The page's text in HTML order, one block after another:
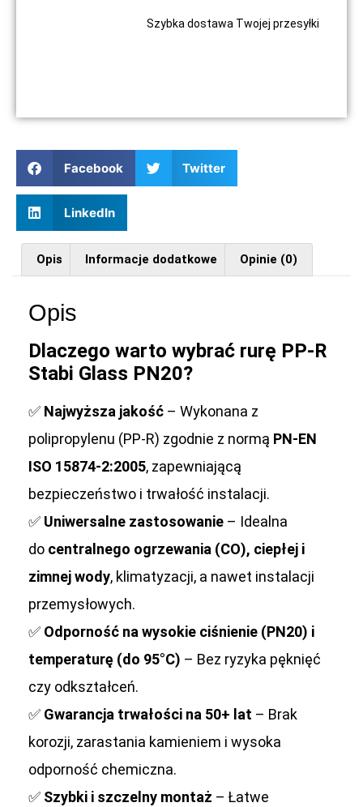
Facebook Twitter
LinkedIn
Szybka dostawa Twojej przesyłki
Opis Informacje dodatkowe Opinie (0)
Opis
Dlaczego warto wybrać rurę PP-R
Stabi Glass PN20?
✅ Najwyższa jakość – Wykonana z
polipropylenu (PP-R) zgodnie z normą PN-EN
ISO 15874-2:2005, zapewniającą
bezpieczeństwo i trwałość instalacji.
✅ Uniwersalne zastosowanie – Idealna
do centralnego ogrzewania (CO), ciepłej i
zimnej wody, klimatyzacji, a nawet instalacji
przemysłowych.
✅ Odporność na wysokie ciśnienie (PN20) i
temperaturę (do 95°C) – Bez ryzyka pęknięć
czy odkształceń.
✅ Gwarancja trwałości na 50+ lat – Brak
korozji, zarastania kamieniem i wysoka
odporność chemiczna.
✅ Szybki i szczelny montaż – Łatwe